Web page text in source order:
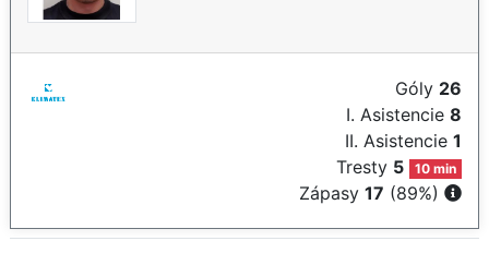
Góly 26
I. Asistencie 8
II. Asistencie 1
Tresty 5 10 min
Zápasy 17 (89%)